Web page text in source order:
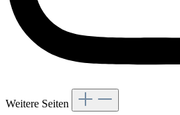
Weitere Seiten